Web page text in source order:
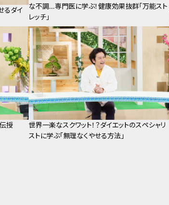
るダイ
な不調…専門医に学ぶ！健康効果抜群「万能スト
レッチ」
授
世界一楽なスクワット！？ダイエットのスペシャリ
ストに学ぶ「無理なくやせる方法」